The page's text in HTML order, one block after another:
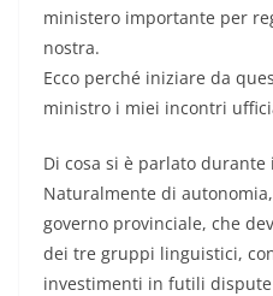
ministero importante per
nostra.
Ecco perché iniziare da
ministro i miei incontri
Di cosa si è parlato
Naturalmente di
governo provinciale, che
dei tre gruppi linguistici,
investimenti in futili